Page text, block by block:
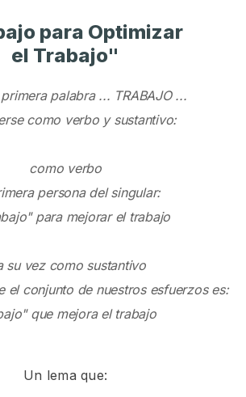
para Optimizar
el Trabajo"
palabra ... TRABAJO ...
como verbo y sustantivo:
como verbo
persona del singular:
para mejorar el trabajo
su vez como sustantivo
el conjunto de nuestros esfuerzos es:
que mejora el trabajo
Un lema que: